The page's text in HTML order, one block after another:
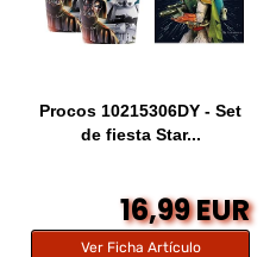
Procos 10215306DY - Set
de fiesta Star...
16,99 EUR
Ver Ficha Artículo